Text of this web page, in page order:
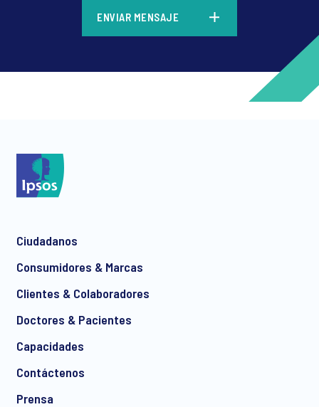
*
ENVIAR MENSAJE
Ciudadanos
Consumidores & Marcas
Clientes & Colaboradores
Doctores & Pacientes
Capacidades
Contáctenos
Prensa